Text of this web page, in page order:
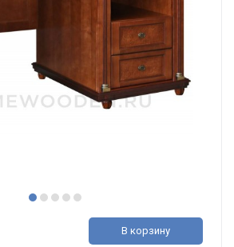
В корзину